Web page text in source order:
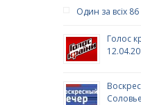
Один за всіх
Голос